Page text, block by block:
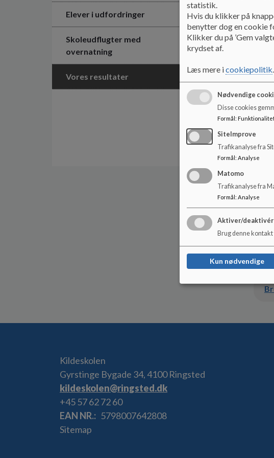
Elever i udfordringer
Skoleudflugter med
overnatning
Vores resultater
Stor
Af
set
Disse
fælles
Kildeskolen
Gyrstinge Bygade 34, 4100 Ringsted
kildeskolen@ringsted.dk
+45 57 62 72 60
EAN NR.
5798007642808
Sitemap
statistik.
Hvis du klikker på
benytter dog en cookie
Klikker du på ’Gem
krydset af.
Læs mere icookiepolitik.
Nødvendige
Disse cookies
Formål :
SiteImprove
Trafikanalyse fra
Formål : Analyse
Matomo
Trafikanalyse fra
Formål: Analyse
Aktiver/deaktivér
Brug denne
Kun nødvendige